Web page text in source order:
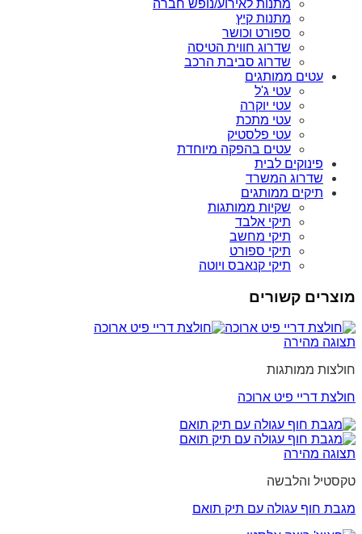
מתנות לאירוע/נופש חברה
מתנות קיץ
ספורט וכושר
שדרוג חווית הטיסה
שדרוג סביבת הרכב
עטים ממותגים
עטי ג'ל
עטי יוקרה
עטי מתכת
עטי פלסטיק
עטים בהפקה מיוחדת
פינוקים לבית
שדרוג המשרד
תיקים ממותגים
שקיות ממותגות
תיקי אלבד
תיקי מחשב
תיקי ספורט
תיקי קנאבס ויוטה
מוצרים קשורים
תצוגה מהירה
חולצות ממותגות
חולצת דריי פיט ארוכה
תצוגה מהירה
טקסטיל והלבשה
מגבת חוף עגולה עם תיק תואם